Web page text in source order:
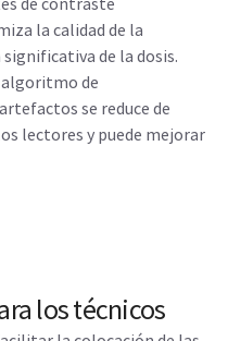
las imágenes; además,
en la calidad de las
reconstrucción de
posibilita una mejor
con el algoritmo
movimiento), que
la calidad de la
de la dosis.
algoritmo de